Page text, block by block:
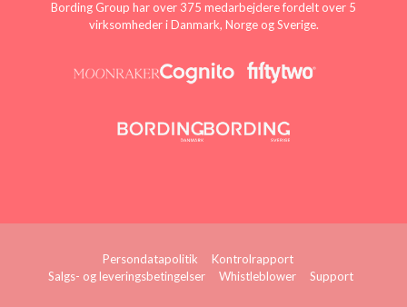
Bording Group har over 375 medarbejdere fordelt over 5
virksomheder i Danmark, Norge og Sverige.
Persondatapolitik
Kontrolrapport
Salgs- og leveringsbetingelser
Whistleblower Support